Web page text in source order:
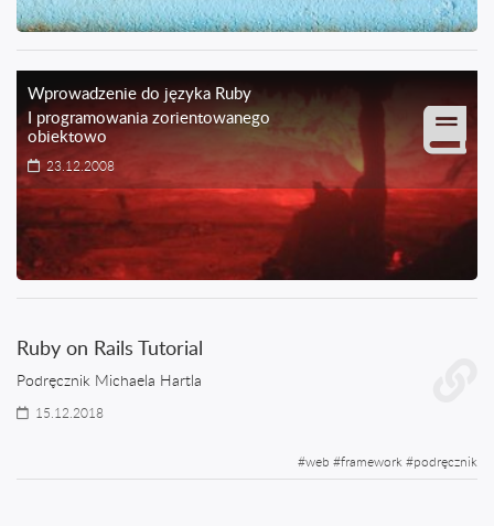
Wprowadzenie do języka Ruby
I programowania zorientowanego
obiektowo
23.12.2008
Ruby on Rails Tutorial
Podręcznik Michaela Hartla
15.12.2018
#web #framework #podręcznik